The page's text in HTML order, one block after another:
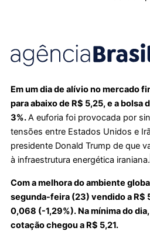
Em um dia de alívio no mercado
para abaixo de R$ 5,25, e a bolsa
3%.A euforia foi provocada por
tensões entre Estados Unidos e
presidente Donald Trump de que
à infraestrutura energética iraniana.
Com a melhora do ambiente
segunda-feira (23) vendido a R$
0,068 (-1,29%). Na mínima do
cotação chegou a R$ 5,21.